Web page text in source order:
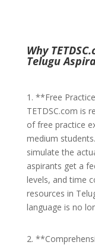
Why
Telugu
1. **Free
TETDSC.com is
of free practice
medium
simulate the
aspirants get a
levels, and time
resources in
language is no
2.